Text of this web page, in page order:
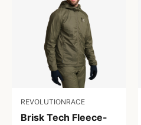
REVOLUTIONRACE
Brisk Tech Fleece-